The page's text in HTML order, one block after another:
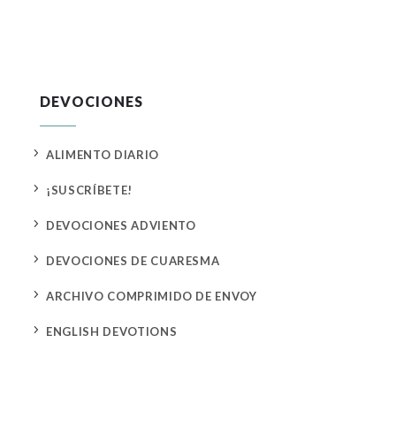
DEVOCIONES
5 ALIMENTO DIARIO
5 ¡SUSCRÍBETE!
5 DEVOCIONES ADVIENTO
5 DEVOCIONES DE CUARESMA
5 ARCHIVO COMPRIMIDO DE ENVOY
5 ENGLISH DEVOTIONS